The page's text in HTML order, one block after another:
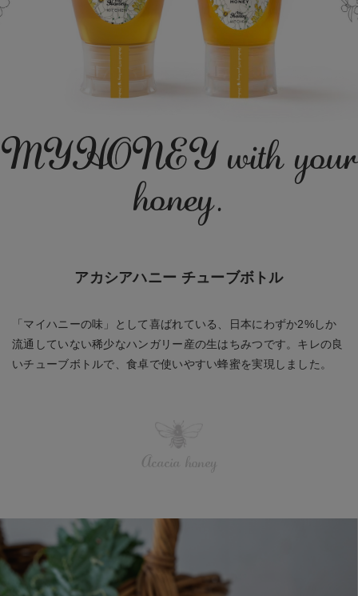
MYHONEY with your
honey.
アカシアハニー チューブボトル
「マイハニーの味」として喜ばれている、日本にわずか2%しか
流通していない稀少なハンガリー産の生はちみつです。キレの良
いチューブボトルで、食卓で使いやすい蜂蜜を実現しました。
Acacia honey